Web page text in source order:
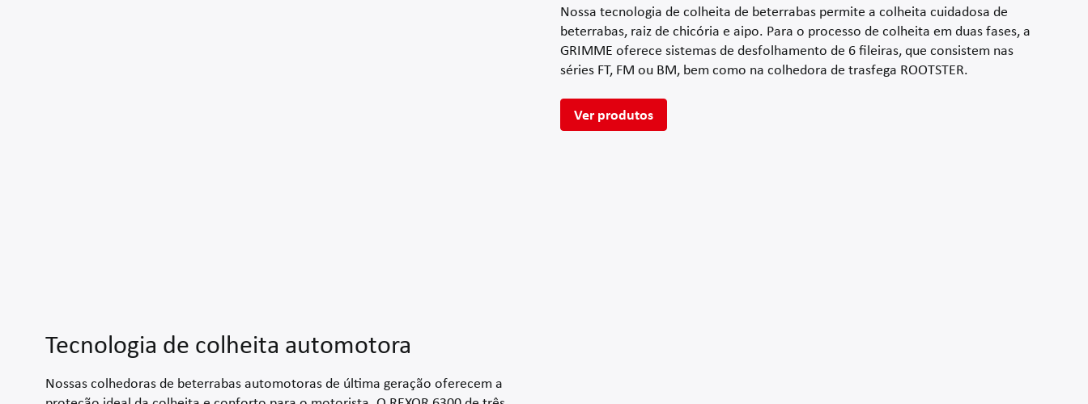
Nossa tecnologia de colheita de beterrabas permite a colheita cuidadosa de
beterrabas, raiz de chicória e aipo. Para o processo de colheita em duas fases, a
GRIMME oferece sistemas de desfolhamento de 6 fileiras, que consistem nas
séries FT, FM ou BM, bem como na colhedora de trasfega ROOTSTER.
Ver produtos
Tecnologia de colheita automotora
Nossas colhedoras de beterrabas automotoras de última geração oferecem a